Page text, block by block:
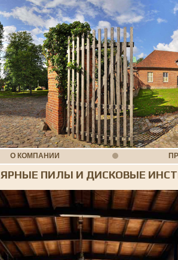
О КОМПАНИИ
ПИЛЫ И ДИСКОВЫЕ